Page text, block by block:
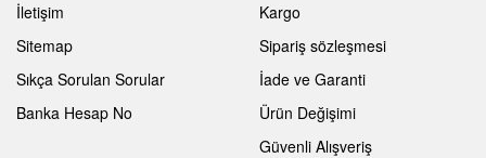
İletişim
Sitemap
Sıkça Sorulan Sorular
Banka Hesap No
Kargo
Sipariş sözleşmesi
İade ve Garanti
Ürün Değişimi
Güvenli Alışveriş